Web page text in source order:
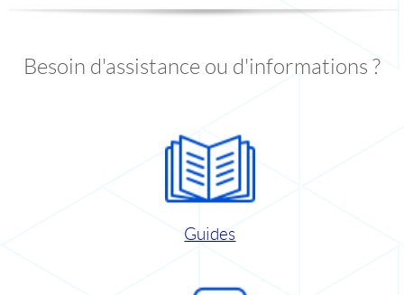
Besoin d'assistance ou d'informations ?
Guides